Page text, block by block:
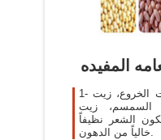
المفيده
1- تخلط جميعالزيوت خلطاً جيداً (زيت الخروع، زيت
السمسم، زيت
يجب أن يكون الشعر نظيفاً
خالياً من الدهون.